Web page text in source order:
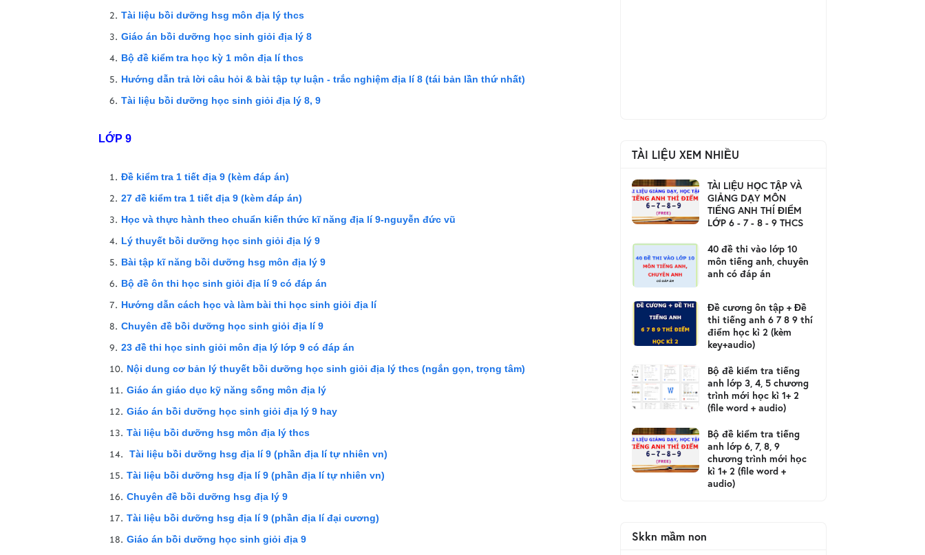
Tài liệu bồi dưỡng hsg môn địa lý thcs
Giáo án bồi dưỡng học sinh giỏi địa lý 8
Bộ đề kiểm tra học kỳ 1 môn địa lí thcs
Hướng dẫn trả lời câu hỏi & bài tập tự luận - trắc nghiệm địa lí 8 (tái bản lần thứ nhất)
Tài liệu bồi dưỡng học sinh giỏi địa lý 8, 9
LỚP 9
Đề kiểm tra 1 tiết địa 9 (kèm đáp án)
27 đề kiểm tra 1 tiết địa 9 (kèm đáp án)
Học và thực hành theo chuẩn kiến thức kĩ năng địa lí 9-nguyễn đức vũ
Lý thuyết bồi dưỡng học sinh giỏi địa lý 9
Bài tập kĩ năng bồi dưỡng hsg môn địa lý 9
Bộ đề ôn thi học sinh giỏi địa lí 9 có đáp án
Hướng dẫn cách học và làm bài thi học sinh giỏi địa lí
Chuyên đề bồi dưỡng học sinh giỏi địa lí 9
23 đề thi học sinh giỏi môn địa lý lớp 9 có đáp án
Nội dung cơ bản lý thuyết bồi dưỡng học sinh giỏi địa lý thcs (ngắn gọn, trọng tâm)
Giáo án giáo dục kỹ năng sống môn địa lý
Giáo án bồi dưỡng học sinh giỏi địa lý 9 hay
Tài liệu bồi dưỡng hsg môn địa lý thcs
Tài liệu bồi dưỡng hsg địa lí 9 (phần địa lí tự nhiên vn)
Tài liệu bồi dưỡng hsg địa lí 9 (phần địa lí tự nhiên vn)
Chuyên đề bồi dưỡng hsg địa lý 9
Tài liệu bồi dưỡng hsg địa lí 9 (phần địa lí đại cương)
Giáo án bồi dưỡng học sinh giỏi địa 9
TÀI LIỆU XEM NHIỀU
TÀI LIỆU HỌC TẬP VÀ
GIẢNG DẠY MÔN
TIẾNG ANH THÍ ĐIỂM
LỚP 6 - 7 - 8 - 9 THCS
40 đề thi vào lớp 10
môn tiếng anh, chuyên
anh có đáp án
Đề cương ôn tập + Đề
thi tiếng anh 6 7 8 9 thí
điểm học kì 2 (kèm
key+audio)
Bộ đề kiểm tra tiếng
anh lớp 3, 4, 5 chương
trình mới học kì 1+ 2
(file word + audio)
Bộ đề kiểm tra tiếng
anh lớp 6, 7, 8, 9
chương trình mới học
kì 1+ 2 (file word +
audio)
Skkn mầm non